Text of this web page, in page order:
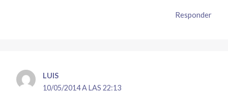
Responder
LUIS
10/05/2014 A LAS 22:13